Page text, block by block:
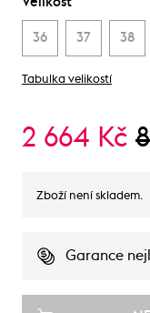
36 37 38
Tabulka velikostí
2 664 Kč
Zboží není skladem.
Garance